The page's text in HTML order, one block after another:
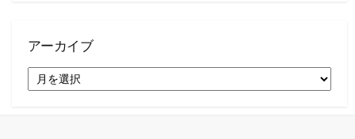
アーカイブ
ー